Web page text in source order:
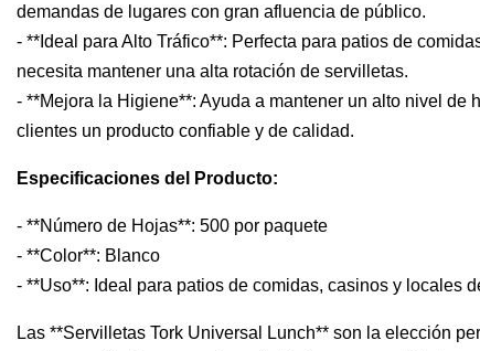
demandas de lugares con gran afluencia de público.
- **Ideal para Alto Tráfico**: Perfecta para patios de
necesita mantener una alta rotación de servilletas.
- **Mejora la Higiene**: Ayuda a mantener un alto nivel
clientes un producto confiable y de calidad.
Especificaciones del Producto:
- **Número de Hojas**: 500 por paquete
- **Color**: Blanco
- **Uso**: Ideal para patios de comidas, casinos y locales
Las **Servilletas Tork Universal Lunch** son la elección